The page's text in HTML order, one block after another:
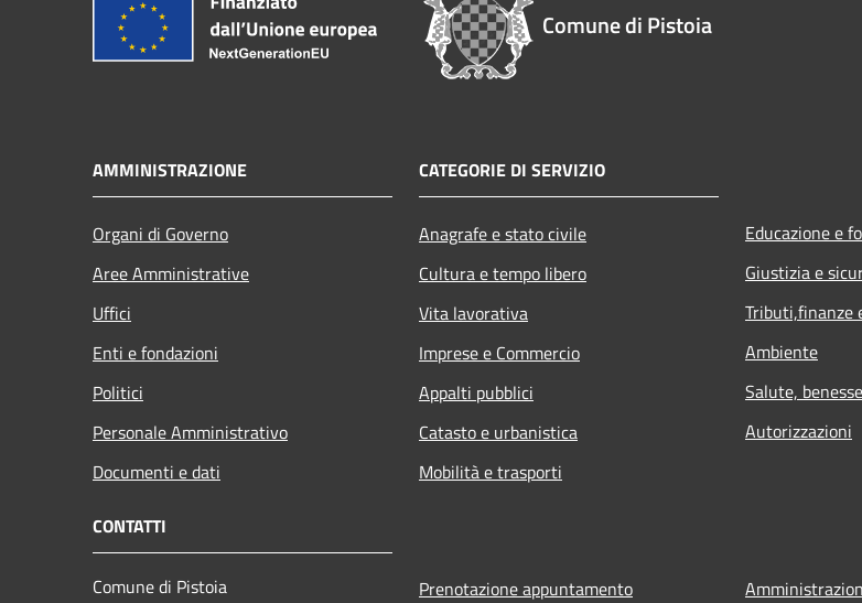
Comune di Pistoia
AMMINISTRAZIONE
Organi di Governo
Aree Amministrative
Uffici
Enti e fondazioni
Politici
Personale Amministrativo
Documenti e dati
CATEGORIE DI SERVIZIO
Anagrafe e stato civile
Cultura e tempo libero
Vita lavorativa
Imprese e Commercio
Appalti pubblici
Catasto e urbanistica
Mobilità e trasporti
Educazione e
Giustizia e
Tributi,finanze
Ambiente
Salute,
Autorizzazioni
CONTATTI
Comune di Pistoia
Prenotazione appuntamento